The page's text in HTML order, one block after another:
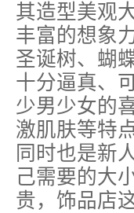
其造型美观
丰富的想象
圣诞树、蝴
十分逼真、
少男少女的
激肌肤等特
同时也是新
己需要的大
贵，饰品店